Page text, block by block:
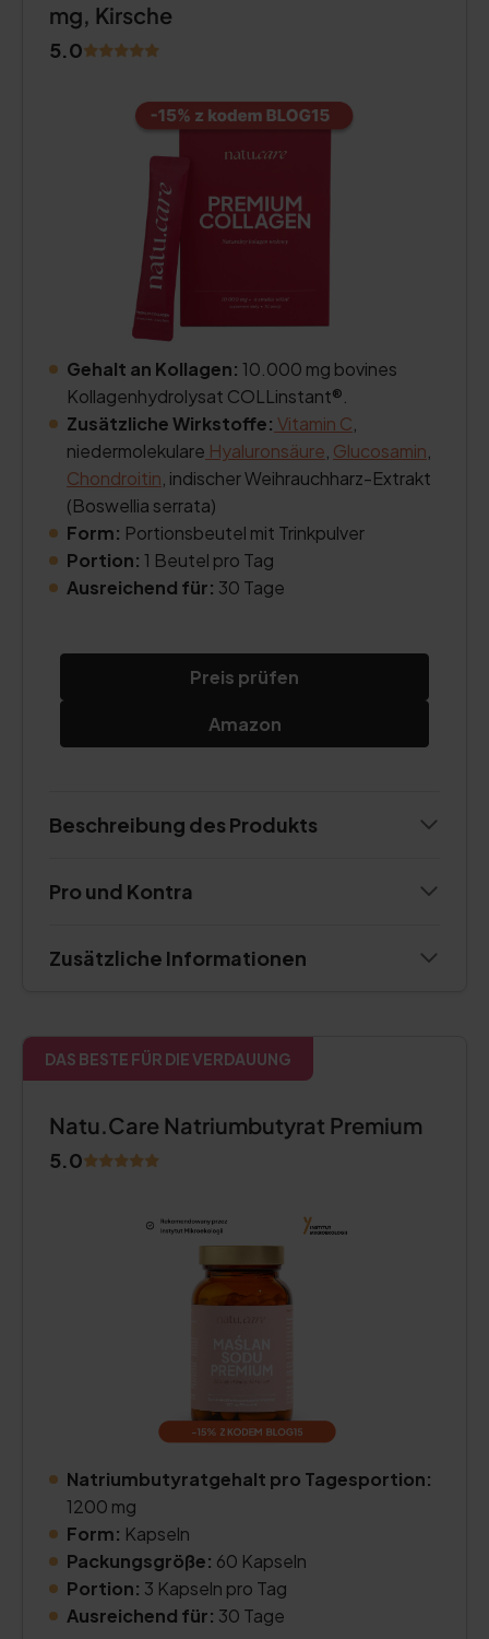
mg, Kirsche
5.0
Gehalt an Kollagen: 10.000 mg bovines
Kollagenhydrolysat COLLinstant®.
Zusätzliche Wirkstoffe: Vitamin C
niedermolekulare Hyaluronsäure Glucosamin
Chondroitin , indischer Weihrauchharz-Extrakt
(Boswellia serrata)
Form: Portionsbeutel mit Trinkpulver
Portion: 1 Beutel pro Tag
Ausreichend für: 30 Tage
Preis prüfen
Amazon
Beschreibung des Produkts
Pro und Kontra
Zusätzliche Informationen
DAS BESTE FÜR DIE VERDAUUNG
Natu.Care Natriumbutyrat Premium
5.0
Natriumbutyratgehalt pro Tagesportion:
1200 mg
Form: Kapseln
Packungsgröße: 60 Kapseln
Portion: 3 Kapseln pro Tag
Ausreichend für: 30 Tage